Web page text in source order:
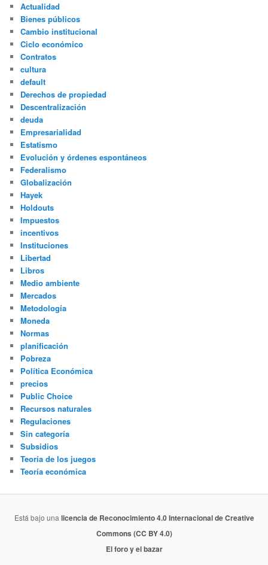
Actualidad
Bienes públicos
Cambio institucional
Ciclo económico
Contratos
cultura
default
Derechos de propiedad
Descentralización
deuda
Empresarialidad
Estatismo
Evolución y órdenes espontáneos
Federalismo
Globalización
Hayek
Holdouts
Impuestos
incentivos
Instituciones
Libertad
Libros
Medio ambiente
Mercados
Metodología
Moneda
Normas
planificación
Pobreza
Política Económica
precios
Public Choice
Recursos naturales
Regulaciones
Sin categoría
Subsidios
Teoría de los juegos
Teoría económica
Está bajo una licencia de Reconocimiento 4.0 Internacional de Creative
Commons (CC BY 4.0)
El foro y el bazar